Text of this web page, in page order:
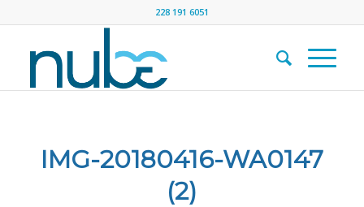
228 191 6051
IMG-20180416-WA0147
(2)